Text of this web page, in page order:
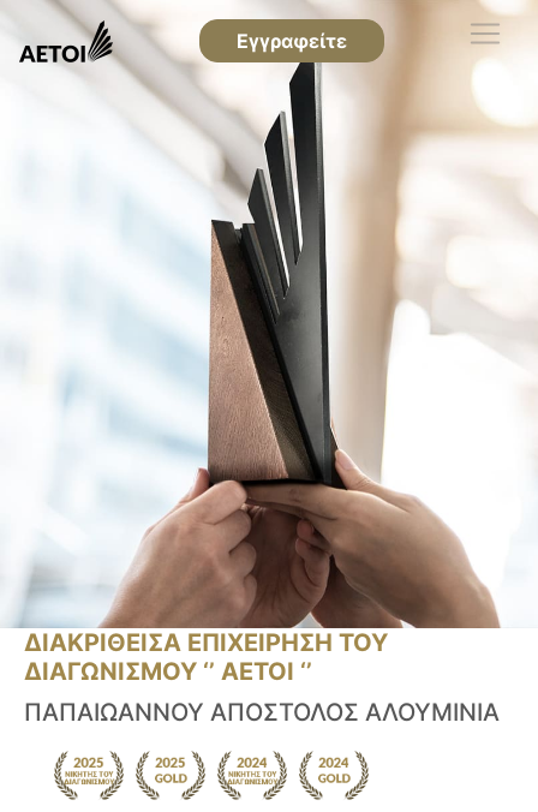
Εγγραφείτε
ΔΙΑΚΡΙΘΕΙΣΑ ΕΠΙΧΕΙΡΗΣΗ ΤΟΥ
ΔΙΑΓΩΝΙΣΜΟΥ ‘’ ΑΕΤΟΙ ‘’
ΠΑΠΑΙΩΑΝΝΟΥ ΑΠΟΣΤΟΛΟΣ ΑΛΟΥΜΙΝΙΑ